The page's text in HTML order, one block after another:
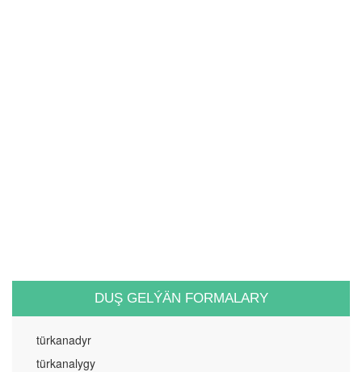
DUŞ GELÝÄN FORMALARY
türkanadyr
türkanalygy